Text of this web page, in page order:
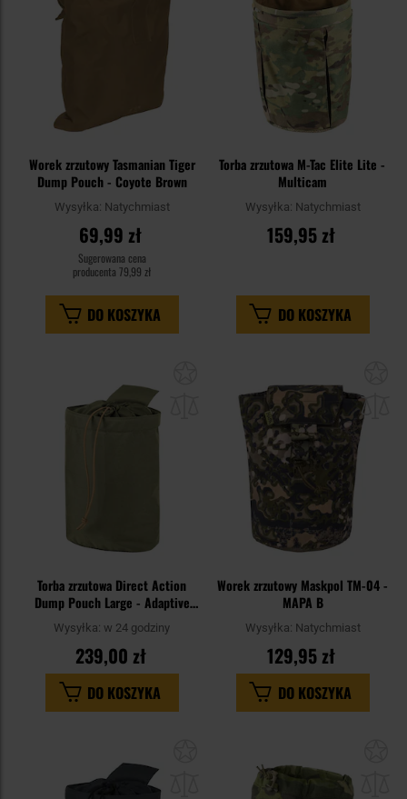
Worek zrzutowy Tasmanian Tiger
Dump Pouch - Coyote Brown
Wysyłka: Natychmiast
69,99 zł
Sugerowana cena
producenta 79,99 zł
DO KOSZYKA
Torba zrzutowa M-Tac Elite Lite -
Multicam
Wysyłka: Natychmiast
159,95 zł
DO KOSZYKA
schowka
Torba zrzutowa Direct Action
Dump Pouch Large - Adaptive
Green
Wysyłka: w 24 godziny
239,00 zł
DO KOSZYKA
Worek zrzutowy Maskpol TM-04 -
MAPA B
Wysyłka: Natychmiast
129,95 zł
DO KOSZYKA
schowka